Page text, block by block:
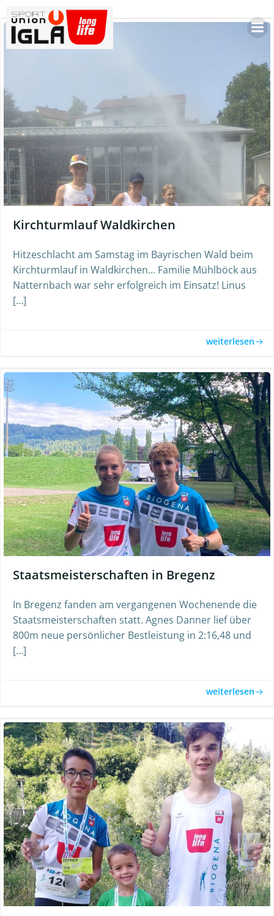
to
Kirchturmlauf Waldkirchen
Hitzeschlacht am Samstag im Bayrischen Wald beim
Kirchturmlauf in Waldkirchen… Familie Mühlböck aus
Natternbach war sehr erfolgreich im Einsatz! Linus
[…]
weiterlesen
Staatsmeisterschaften in Bregenz
In Bregenz fanden am vergangenen Wochenende die
Staatsmeisterschaften statt. Agnes Danner lief über
800m neue persönlicher Bestleistung in 2:16,48 und
[…]
weiterlesen